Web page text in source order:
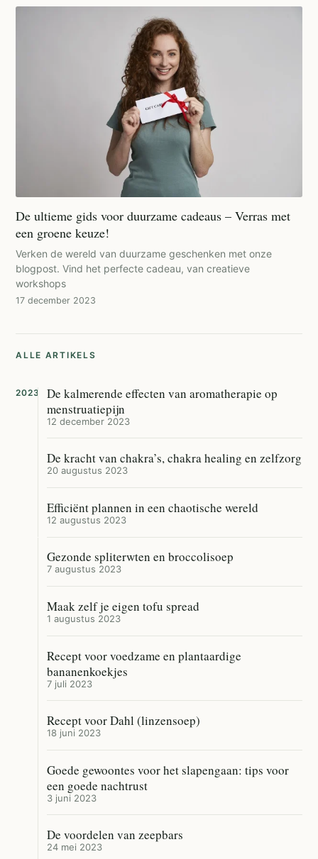
De ultieme gids voor duurzame cadeaus – Verras met
een groene keuze!
Verken de wereld van duurzame geschenken met onze
blogpost. Vind het perfecte cadeau, van creatieve
workshops
17 december 2023
ALLE ARTIKELS
2023
De kalmerende effecten van aromatherapie op
menstruatiepijn
12 december 2023
De kracht van chakra’s, chakra healing en zelfzorg
20 augustus 2023
Efficiënt plannen in een chaotische wereld
12 augustus 2023
Gezonde spliterwten en broccolisoep
7 augustus 2023
Maak zelf je eigen tofu spread
1 augustus 2023
Recept voor voedzame en plantaardige
bananenkoekjes
7 juli 2023
Recept voor Dahl (linzensoep)
18 juni 2023
Goede gewoontes voor het slapengaan: tips voor
een goede nachtrust
3 juni 2023
De voordelen van zeepbars
24 mei 2023